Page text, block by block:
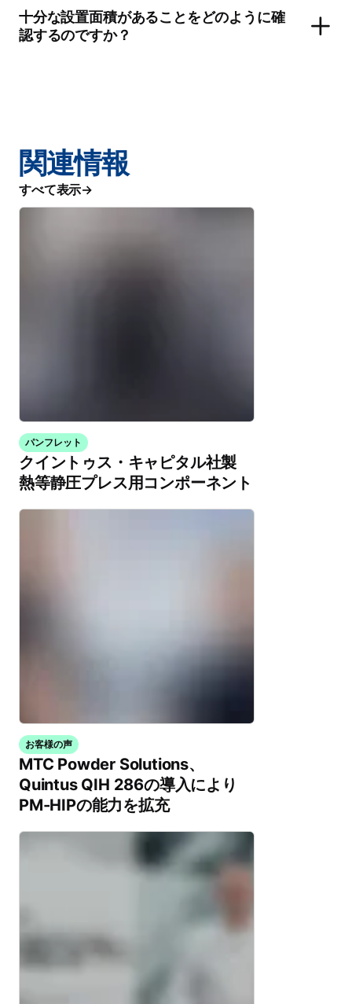
十分な設置面積があることをどのように確
認するのですか？
関連情報
すべて表示
パンフレット
クイントゥス・キャピタル社製
熱等静圧プレス用コンポーネント
お客様の声
MTC Powder Solutions、
Quintus QIH 286の導入により
PM-HIPの能力を拡充